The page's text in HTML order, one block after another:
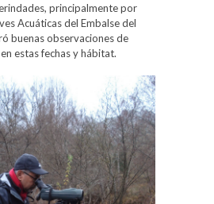
principalmente por
Acuáticas del Embalse del
buenas observaciones de
estas fechas y hábitat.